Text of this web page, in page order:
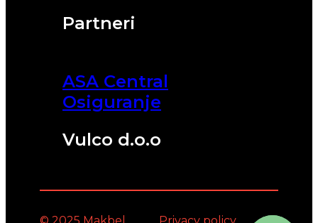
Partneri
ASA Central
Osiguranje
Vulco d.o.o